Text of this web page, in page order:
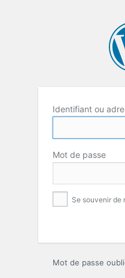
Identifiant ou
Mot de passe
Se souvenir de
Mot de passe